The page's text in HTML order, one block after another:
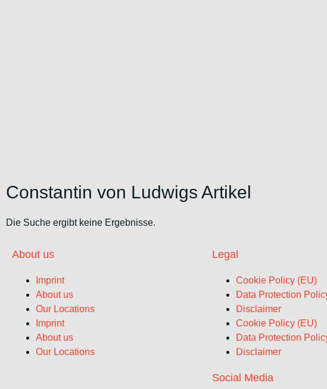
Constantin von Ludwigs Artikel
Die Suche ergibt keine Ergebnisse.
About us
Imprint
About us
Our Locations
Imprint
About us
Our Locations
Legal
Cookie Policy (EU)
Data Protection
Disclaimer
Cookie Policy (EU)
Data Protection
Disclaimer
Social Media